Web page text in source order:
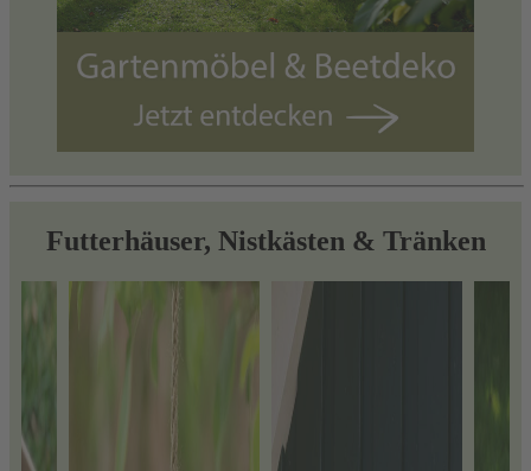
Futterhäuser, Nistkästen & Tränken